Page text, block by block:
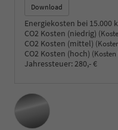
Download
Energiekosten bei 15.000
CO2 Kosten (niedrig)
CO2 Kosten (mittel)
CO2 Kosten (hoch)
Jahressteuer: 280,- €